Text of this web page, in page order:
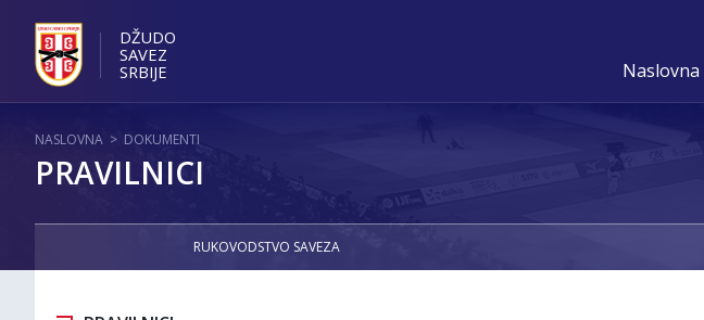
DŽUDO
SAVEZ
SRBIJE
Naslovna
NASLOVNA > DOKUMENTI
PRAVILNICI
RUKOVODSTVO SAVEZA